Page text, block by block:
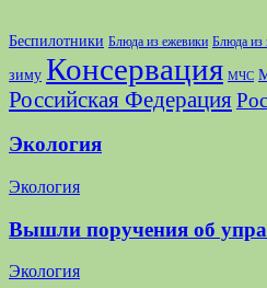
Беспилотники Блюда из ежевики Блюда из
зиму Консервация МЧС
Российская Федерация
Экология
Экология
Вышли поручения об
Экология